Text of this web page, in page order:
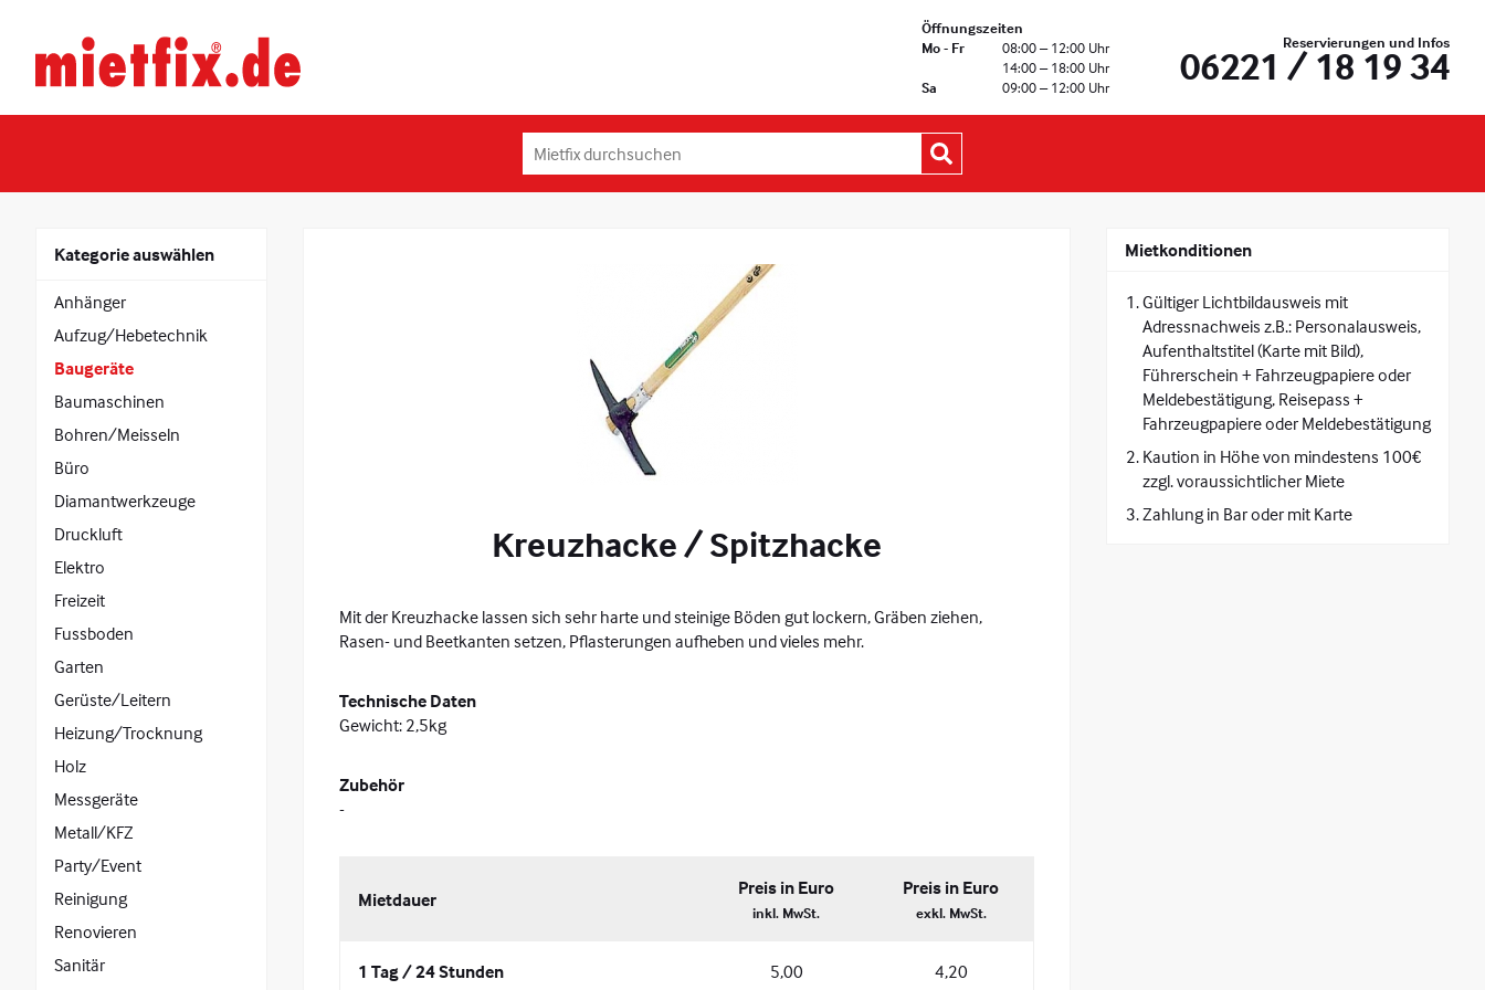
springenGeräte
und
Maschinen
Heidelberg
Öffnungszeiten
Mo - Fr
08:00 – 12:00 Uhr
14:00 – 18:00 Uhr
Sa
09:00 – 12:00 Uhr
Reservierungen und Infos
06221 / 18 19 34
durchsuchen:
Kategorie auswählen
Anhänger
Aufzug/Hebetechnik
Baugeräte
Baumaschinen
Bohren/Meisseln
Büro
Diamantwerkzeuge
Druckluft
Elektro
Freizeit
Fussboden
Garten
Gerüste/Leitern
Heizung/Trocknung
Holz
Messgeräte
Metall/KFZ
Party/Event
Reinigung
Renovieren
Sanitär
Kreuzhacke / Spitzhacke
Mit der Kreuzhacke lassen sich sehr harte und steinige Böden gut lockern, Gräben ziehen,
Rasen- und Beetkanten setzen, Pflasterungen aufheben und vieles mehr.
Technische Daten
Gewicht: 2,5kg
Zubehör
-
Mietdauer
Preis in Euro
inkl. MwSt.
Preis in Euro
exkl. MwSt.
1 Tag / 24 Stunden 5,00 4,20
Mietkonditionen
Gültiger Lichtbildausweis mit
Adressnachweis z.B.: Personalausweis,
Aufenthaltstitel (Karte mit Bild),
Führerschein + Fahrzeugpapiere oder
Meldebestätigung, Reisepass +
Fahrzeugpapiere oder Meldebestätigung
Kaution in Höhe von mindestens 100€
zzgl. voraussichtlicher Miete
Zahlung in Bar oder mit Karte